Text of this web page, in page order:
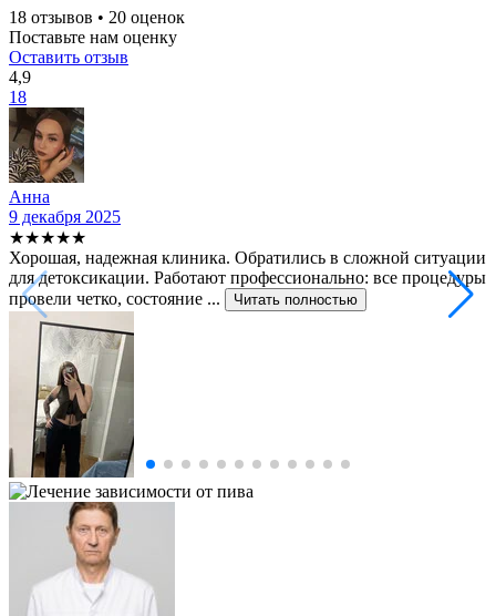
18 отзывов • 20 оценок
Поставьте нам оценку
Оставить отзыв
4,9
18
Анна
9 декабря 2025
★★★★★
Хорошая, надежная клиника. Обратились в сложной ситуации
для детоксикации. Работают профессионально: все процедуры
провели четко, состояние ...
Читать полностью